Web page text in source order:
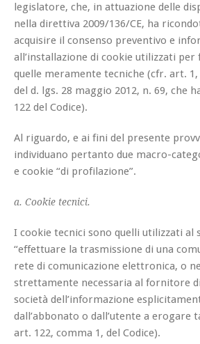
legislatore, che, in attuazione delle
nella direttiva 2009/136/CE, ha
acquisire il consenso preventivo e
all’installazione di cookie utilizzati per
quelle meramente tecniche (cfr. art.
del d. lgs. 28 maggio 2012, n. 69, che
122 del Codice).
Al riguardo, e ai fini del presente
individuano pertanto due macro-
e cookie “di profilazione”.
a. Cookie tecnici.
I cookie tecnici sono quelli utilizzati al
“effettuare la trasmissione di una
rete di comunicazione elettronica, o
strettamente necessaria al fornitore
società dell’informazione
dall’abbonato o dall’utente a erogare
art. 122, comma 1, del Codice).